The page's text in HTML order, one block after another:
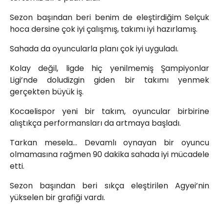
Sezon başından beri benim de eleştirdiğim Selçuk
hoca dersine çok iyi çalışmış, takımı iyi hazırlamış.
Sahada da oyuncularla planı çok iyi uyguladı.
Kolay değil, ligde hiç yenilmemiş Şampiyonlar
Ligi’nde doludizgin giden bir takımı yenmek
gerçekten büyük iş.
Kocaelispor yeni bir takım, oyuncular birbirine
alıştıkça performansları da artmaya başladı.
Tarkan mesela… Devamlı oynayan bir oyuncu
olmamasına rağmen 90 dakika sahada iyi mücadele
etti.
Sezon başından beri sıkça eleştirilen Agyei’nin
yükselen bir grafiği vardı.